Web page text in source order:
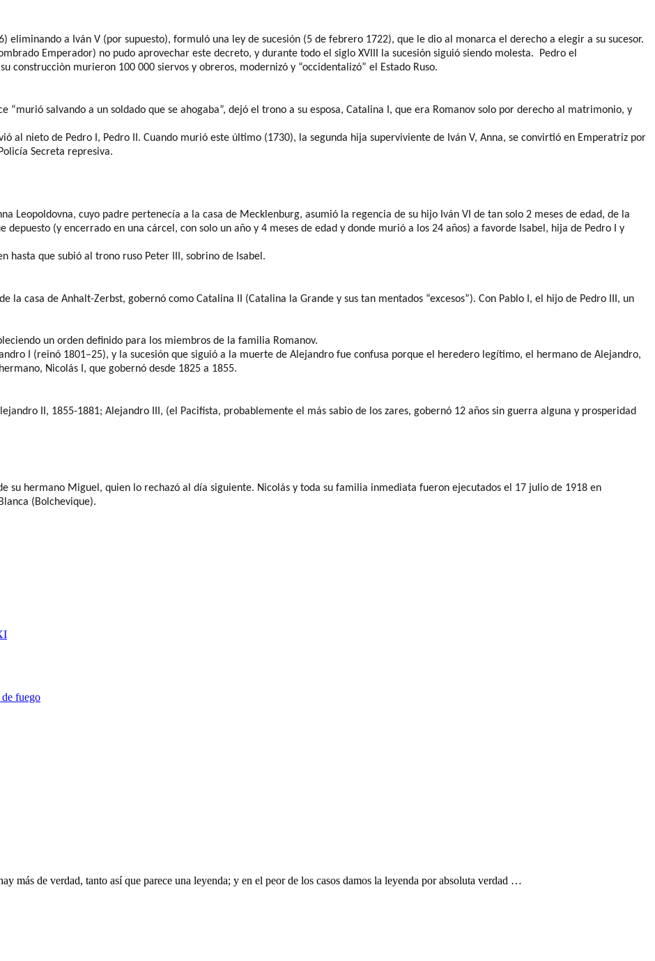
eliminando a Iván V (por supuesto), formuló una ley de sucesión (5 de febrero 1722), que le dio al monarca el derecho a elegir a su sucesor.
Emperador) no pudo aprovechar este decreto, y durante todo el siglo XVIII la sucesión siguió siendo molesta.
Pedro el
construcciòn murieron 100 000 siervos y obreros, modernizó y “occidentalizó” el Estado Ruso.
“murió salvando a un soldado que se ahogaba”, dejó el trono a su esposa, Catalina I, que era Romanov solo por derecho al matrimonio, y
al nieto de Pedro I, Pedro II. Cuando murió este último (1730), la segunda hija superviviente de Iván V, Anna, se convirtió en Emperatriz por
Secreta represiva.
Leopoldovna, cuyo padre pertenecía a la casa de Mecklenburg, asumió la regencia de su hijo Iván VI de tan solo 2 meses de edad, de la
depuesto (y encerrado en una cárcel , con solo un año y 4 meses de edad y donde murió a los 24 años) a favorde Isabel, hija de Pedro I y
hasta que subió al trono ruso Peter III, sobrino de Isabel.
la casa de Anhalt-Zerbst, gobernó como Catalina II (Catalina la Grande y sus tan mentados “excesos”). Con Pablo I, el hijo de Pedro III, un
un orden definido para los miembros de la familia Romanov.
I (reinó 1801–25), y la sucesión que siguió a la muerte de Alejandro fue confusa porque el heredero legítimo, el hermano de Alejandro,
Nicolás I, que gobernó desde 1825 a 1855.
II, 1855-1881; Alejandro III, (el Pacifista, probablemente el más sabio de los zares, gobernó 12 años sin guerra alguna y prosperidad
su hermano Miguel, quien lo rechazó al día siguiente. Nicolás y toda su familia inmediata fueron ejecutados e l 17 julio de 1918 en
(Bolchevique).
fuego
más de verdad, tanto así que parece una leyenda; y en el peor de los casos damos la leyenda por absoluta verdad …